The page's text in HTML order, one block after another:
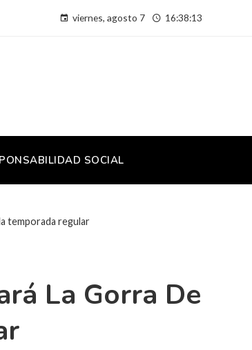
viernes, agosto 7 16:38:14
SOCIAL
temporada regular
La Gorra De